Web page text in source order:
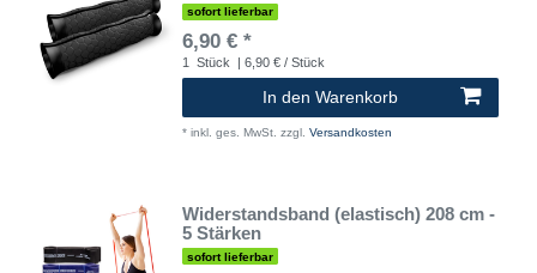
sofort lieferbar
6,90 € *
1 Stück | 6,90 € / Stück
In den Warenkorb
* inkl. ges. MwSt. zzgl. Versandkosten
Widerstandsband (elastisch) 208 cm -
5 Stärken
sofort lieferbar